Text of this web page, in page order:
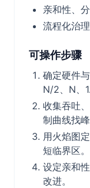
亲和性、
流程化治
可操作步骤
确定硬件
N/2、N、
收集吞吐
制曲线找峰
用火焰图
短临界区。
设定亲和
改进。